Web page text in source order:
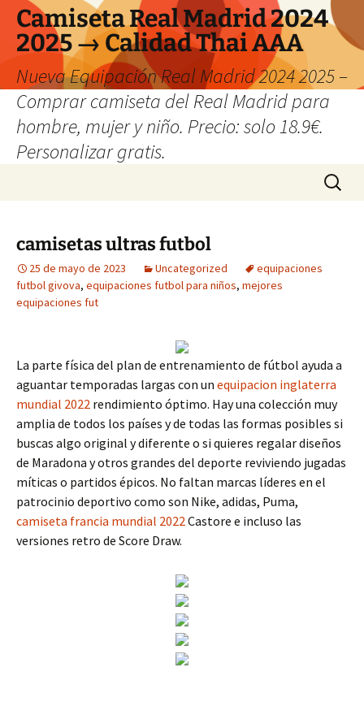
Camiseta Real Madrid 2024
2025 → Calidad Thai AAA
Nueva Equipación Real Madrid 2024 2025 –
Comprar camiseta del Real Madrid para
hombre, mujer y niño. Precio: solo 18.9€.
Personalizar gratis.
Buscar:
camisetas ultras futbol
25 de mayo de 2023 Uncategorized
equipaciones
futbol givova, equipaciones futbol para niños, mejores
equipaciones fut
La parte física del plan de entrenamiento de fútbol ayuda a
aguantar temporadas largas con un equipacion inglaterra
mundial 2022 rendimiento óptimo. Hay una colección muy
amplia de todos los países y de todas las formas posibles si
buscas algo original y diferente o si quieres regalar diseños
de Maradona y otros grandes del deporte reviviendo jugadas
míticas o partidos épicos. No faltan marcas líderes en el
patrocinio deportivo como son Nike, adidas, Puma,
camiseta francia mundial 2022Castore e incluso las
versiones retro de Score Draw.